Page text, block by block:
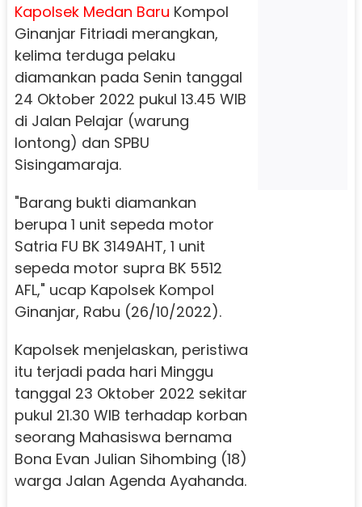
Kapolsek Medan Baru Kompol
Ginanjar Fitriadi merangkan,
kelima terduga pelaku
diamankan pada Senin tanggal
24 Oktober 2022 pukul 13.45 WIB
di Jalan Pelajar (warung
lontong) dan SPBU
Sisingamaraja.
"Barang bukti diamankan
berupa 1 unit sepeda motor
Satria FU BK 3149AHT, 1 unit
sepeda motor supra BK 5512
AFL," ucap Kapolsek Kompol
Ginanjar, Rabu (26/10/2022).
Kapolsek menjelaskan, peristiwa
itu terjadi pada hari Minggu
tanggal 23 Oktober 2022 sekitar
pukul 21.30 WIB terhadap korban
seorang Mahasiswa bernama
Bona Evan Julian Sihombing (18)
warga Jalan Agenda Ayahanda.